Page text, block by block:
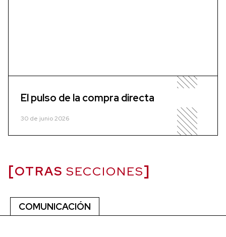
El pulso de la compra directa
30 de junio 2026
OTRAS SECCIONES
COMUNICACIÓN